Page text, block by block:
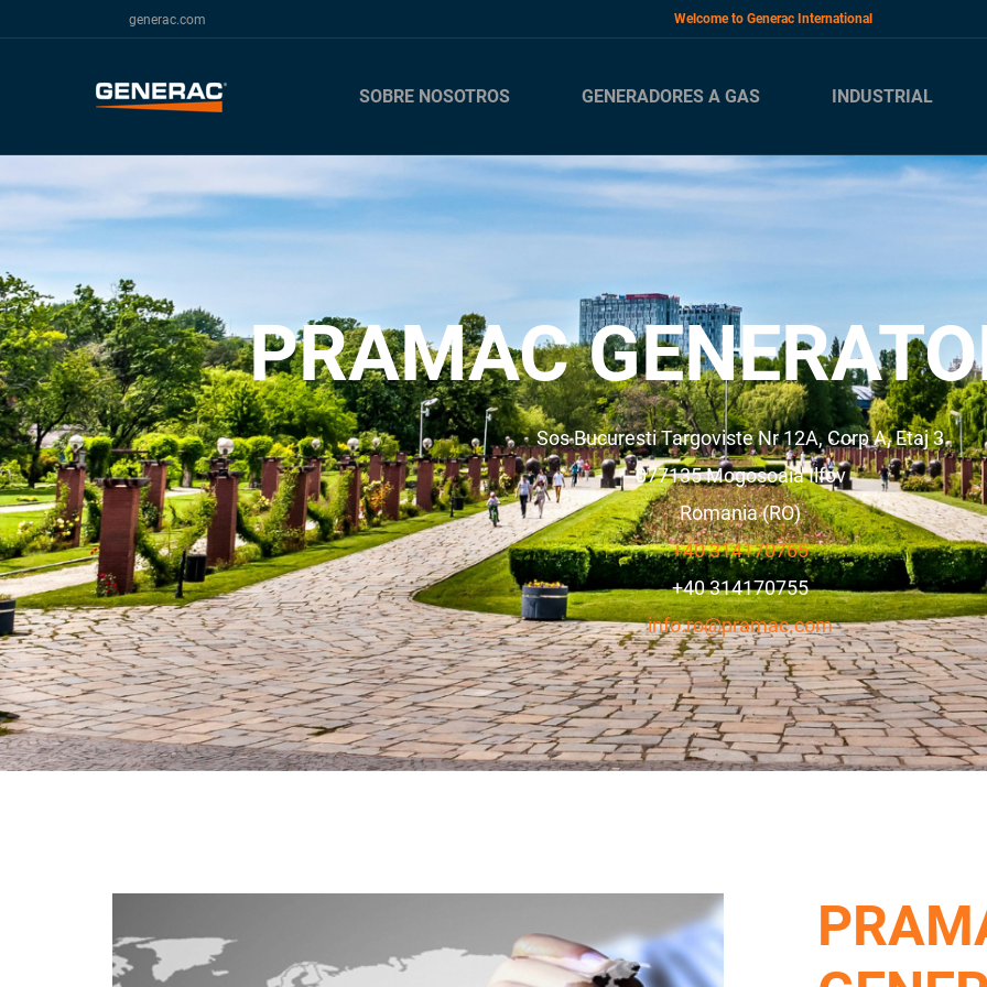
generac.com Welcome to Generac International
SOBRE NOSOTROS GENERADORES A GAS INDUSTRIAL
PRAMAC
Sos Bucuresti Targoviste Nr 12A, Corp A, Etaj 3
077135MogosoaiaIlfov
Romania (RO)
+40 314170765
+40 314170755
info.ro@pramac.com